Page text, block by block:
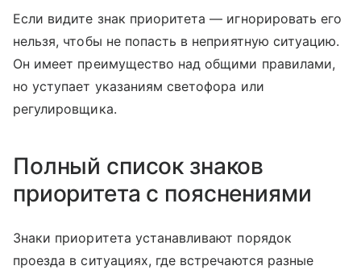
Если видите знак приоритета — игнорировать его
нельзя, чтобы не попасть в неприятную ситуацию.
Он имеет преимущество над общими правилами,
но уступает указаниям светофора или
регулировщика.
Полный список знаков
приоритета с пояснениями
Знаки приоритета устанавливают порядок
проезда в ситуациях, где встречаются разные